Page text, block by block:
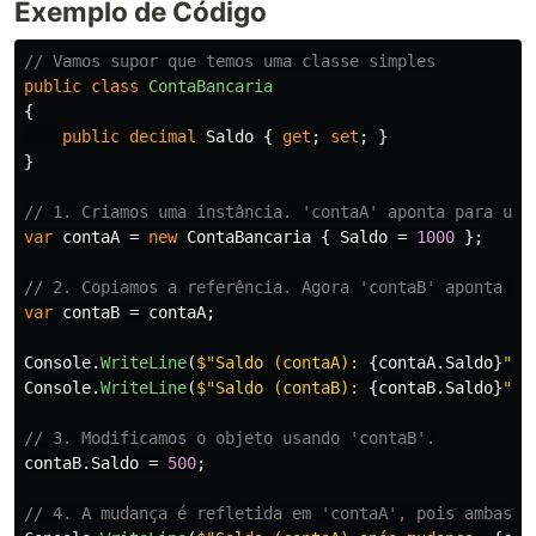
Exemplo de Código
// Vamos supor que temos uma classe simples
public class
ContaBancaria
{
public decimal Saldo { get ; set ;
}
}
// 1. Criamos uma instância. 'contaA' aponta para um
var contaA = new ContaBancaria { Saldo = 1000 };
// 2. Copiamos a referência. Agora 'contaB' aponta
var contaB = contaA;
Console.WriteLine($"Saldo (contaA): {contaA. Saldo}"
Console.WriteLine($"Saldo (contaB): {contaB. Saldo}"
// 3. Modificamos o objeto usando 'contaB'.
contaB. Saldo = 500;
// 4. A mudança é refletida em 'contaA', pois ambas